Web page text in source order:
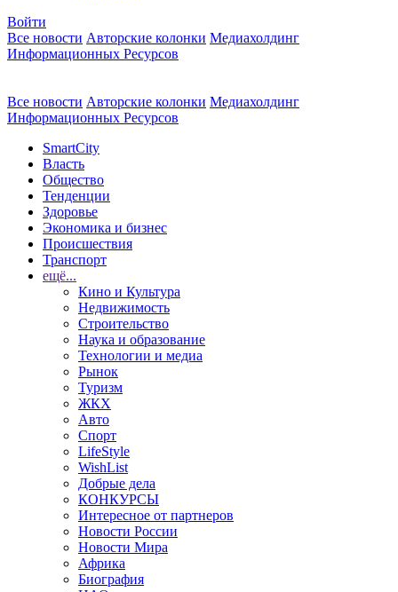
Войти
Все новости Авторские колонки Медиахолдинг
Информационных Ресурсов
Все новости Авторские колонки Медиахолдинг
Информационных Ресурсов
SmartCity
Власть
Общество
Тенденции
Здоровье
Экономика и бизнес
Происшествия
Транспорт
ещё...
Кино и Культура
Недвижимость
Строительство
Наука и образование
Технологии и медиа
Рынок
Туризм
ЖКХ
Авто
Спорт
LifeStyle
WishList
Добрые дела
КОНКУРСЫ
Интересное от партнеров
Новости России
Новости Мира
Африка
Биография